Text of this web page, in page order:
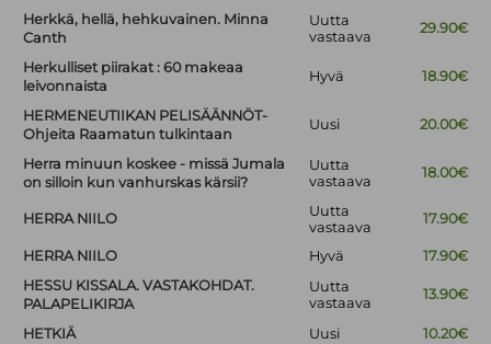
Herkkä, hellä, hehkuvainen. Minna
Canth
Uutta
vastaava
29.90€
Herkulliset piirakat : 60 makeaa
leivonnaista
Hyvä 18.90€
HERMENEUTIIKAN PELISÄÄNNÖT-
Ohjeita Raamatun tulkintaan
Uusi 20.00€
Herra minuun koskee - missä Jumala
on silloin kun vanhurskas kärsii?
Uutta
vastaava
18.00€
HERRA NIILO
Uutta
vastaava
17.90€
HERRA NIILO Hyvä
17.90€
HESSU KISSALA. VASTAKOHDAT.
PALAPELIKIRJA
Uutta
vastaava
13.90€
HETKIÄ Uusi 10.20€